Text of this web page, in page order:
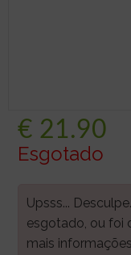
€ 21.90
Esgotado
Upsss...
esgotado, ou foi
mais